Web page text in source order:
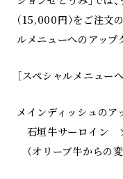
（15,000円）をご注文
ルメニューへのアップ
［スペシャルメニュー
メインディッシュのア
石垣牛サーロイン
（オリーブ牛からの